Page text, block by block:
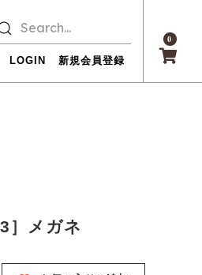
LOGIN 新規会員登録
0
］メガネ